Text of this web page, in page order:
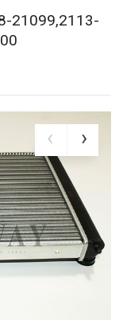
21099,2113-